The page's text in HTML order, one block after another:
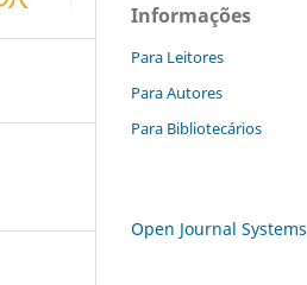
Informações
Para Leitores
Para Autores
Para Bibliotecários
Open Journal Systems